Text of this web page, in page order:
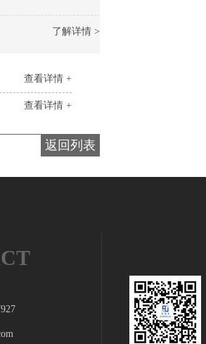
了解详情 >
查看详情 +
查看详情 +
返回列表